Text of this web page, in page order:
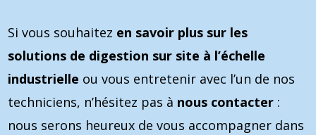
Si vous souhaitez en savoir plus sur les
solutions de digestion sur site à l’échelle
industrielle ou vous entretenir avec l’un de nos
techniciens, n’hésitez pas à nous contacter :
nous serons heureux de vous accompagner dans